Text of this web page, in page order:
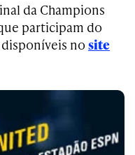
da Champions
participam do
no site